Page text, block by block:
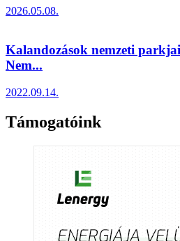
2026.05.08.
Kalandozások nemzeti
Nem...
2022.09.14.
Támogatóink